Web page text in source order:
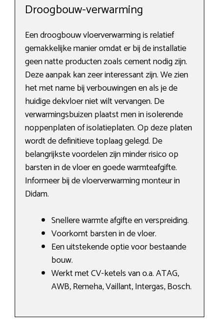
Droogbouw-verwarming
Een droogbouw vloerverwarming is relatief
gemakkelijke manier omdat er bij de installatie
geen natte producten zoals cement nodig zijn.
Deze aanpak kan zeer interessant zijn. We zien
het met name bij verbouwingen en als je de
huidige dekvloer niet wilt vervangen. De
verwarmingsbuizen plaatst men in isolerende
noppenplaten of isolatieplaten. Op deze platen
wordt de definitieve toplaag gelegd. De
belangrijkste voordelen zijn minder risico op
barsten in de vloer en goede warmteafgifte.
Informeer bij de vloerverwarming monteur in
Didam.
Snellere warmte afgifte en verspreiding.
Voorkomt barsten in de vloer.
Een uitstekende optie voor bestaande
bouw.
Werkt met CV-ketels van o.a. ATAG,
AWB, Remeha, Vaillant, Intergas, Bosch.